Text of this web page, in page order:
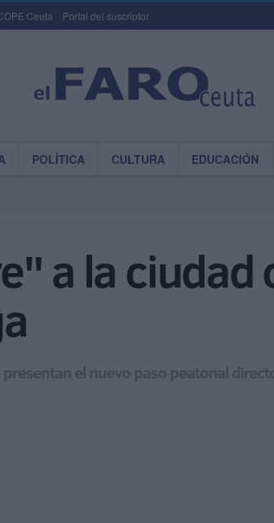
Ceuta Portal del suscriptor
POLÍTICA CULTURA EDUCACIÓN
a la
el nuevo paso peatonal